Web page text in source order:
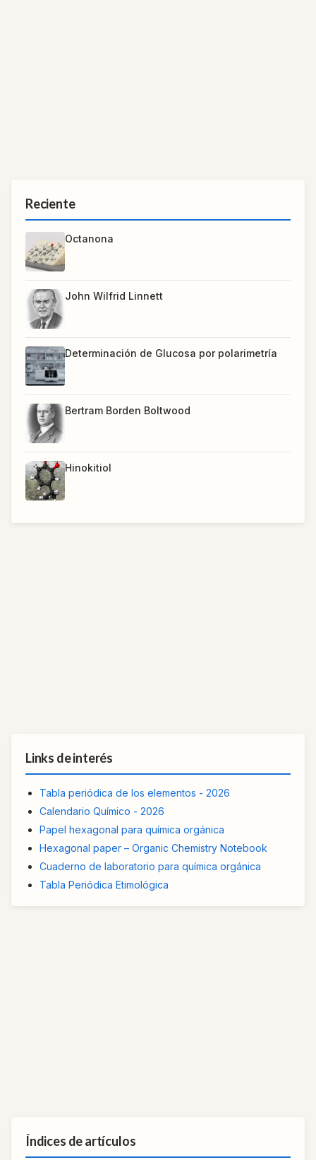
Reciente
Octanona
John Wilfrid Linnett
Determinación de Glucosa por polarimetría
Bertram Borden Boltwood
Hinokitiol
Links de interés
Tabla periódica de los elementos - 2026
Calendario Químico - 2026
Papel hexagonal para química orgánica
Hexagonal paper – Organic Chemistry Notebook
Cuaderno de laboratorio para química orgánica
Tabla Periódica Etimológica
Índices de artículos